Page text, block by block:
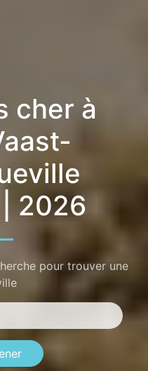
cher à
2026
pour trouver une